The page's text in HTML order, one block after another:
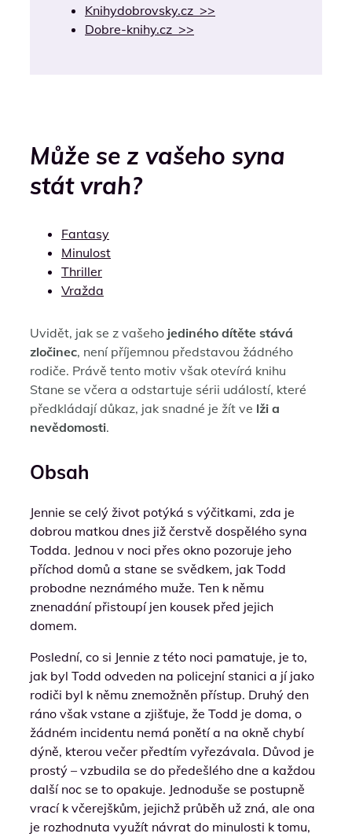
Knihydobrovsky.cz >>
Dobre-knihy.cz >>
Může se z vašeho syna
stát vrah?
Fantasy
Minulost
Thriller
Vražda
Uvidět, jak se z vašeho jediného dítěte stává
zločinec, není příjemnou představou žádného
rodiče. Právě tento motiv však otevírá knihu
Stane se včera a odstartuje sérii událostí, které
předkládají důkaz, jak snadné je žít ve lži a
nevědomosti.
Obsah
Jennie se celý život potýká s výčitkami, zda je
dobrou matkou dnes již čerstvě dospělého syna
Todda. Jednou v noci přes okno pozoruje jeho
příchod domů a stane se svědkem, jak Todd
probodne neznámého muže. Ten k němu
znenadání přistoupí jen kousek před jejich
domem.
Poslední, co si Jennie z této noci pamatuje, je to,
jak byl Todd odveden na policejní stanici a jí jako
rodiči byl k němu znemožněn přístup. Druhý den
ráno však vstane a zjišťuje, že Todd je doma, o
žádném incidentu nemá ponětí a na okně chybí
dýně, kterou večer předtím vyřezávala. Důvod je
prostý – vzbudila se do předešlého dne a každou
další noc se to opakuje. Jednoduše se postupně
vrací k včerejškům, jejichž průběh už zná, ale ona
je rozhodnuta využít návrat do minulosti k tomu,